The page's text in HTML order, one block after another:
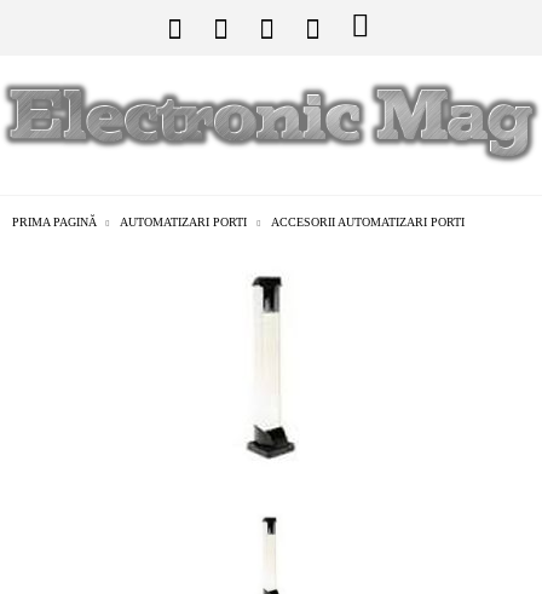
PRIMA PAGINĂ AUTOMATIZARI PORTI ACCESORII AUTOMATIZARI PORTI